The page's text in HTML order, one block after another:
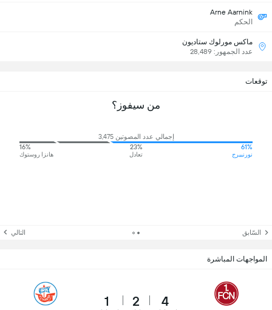
Arne Aarnink
الحكم
ماكس مورلوك ستاديون
عدد الجمهور: 28,489
توقعات
من سيفوز؟
إجمالي عدد المصوتين 3,475
61%
نورنبيرج
23%
تعادل
16%
هانزا روستوك
السّابق التالي
المواجهات المباشرة
4
2
1